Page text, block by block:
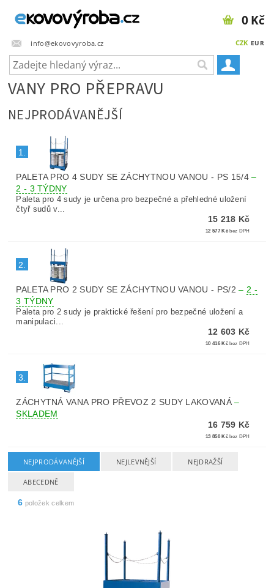
info@ekovovyroba.cz CZK EUR
0 Kč
VANY PRO PŘEPRAVU
NEJPRODÁVANĚJŠÍ
1.
PALETA PRO 4 SUDY SE ZÁCHYTNOU VANOU - PS 15/4–
2 - 3 TÝDNY
Paleta pro 4 sudy je určena pro bezpečné a přehledné uložení
čtyř sudů v...
15 218 Kč
12 577 Kč bez DPH
2.
PALETA PRO 2 SUDY SE ZÁCHYTNOU VANOU - PS/2– 2 -
3 TÝDNY
Paleta pro 2 sudy je praktické řešení pro bezpečné uložení a
manipulaci...
12 603 Kč
10 416 Kč bez DPH
3.
ZÁCHYTNÁ VANA PRO PŘEVOZ 2 SUDY LAKOVANÁ–
SKLADEM
16 759 Kč
13 850 Kč bez DPH
NEJPRODÁVANĚJŠÍ NEJLEVNĚJŠÍ NEJDRAŽŠÍ
ABECEDNĚ
6 položek celkem